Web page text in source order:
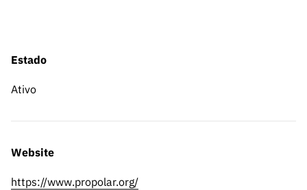
Estado
Ativo
Website
https://www.propolar.org/